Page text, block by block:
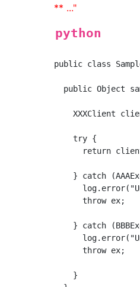
** ..."
python
public class
public Object
XXXClient
    try {
return
} catch
      throw ex;
} catch
      throw ex;
    }